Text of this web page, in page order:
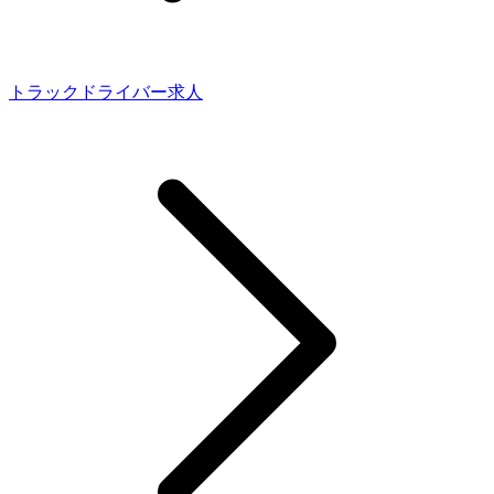
トラックドライバー求人